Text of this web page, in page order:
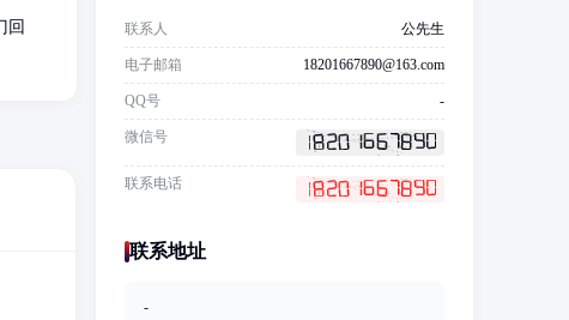
联系人 公先生
电子邮箱 18201667890@163.com
QQ号 -
微信号
联系电话
联系地址
-